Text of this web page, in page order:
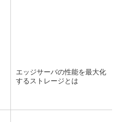
エッジサーバの性能を最大化
するストレージとは